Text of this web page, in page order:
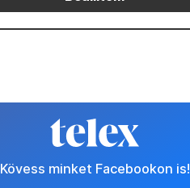
Kövess minket Facebookon is!